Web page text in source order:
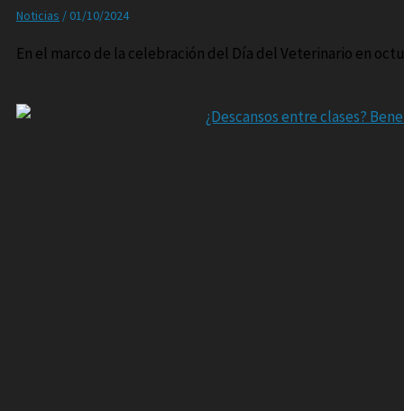
Noticias / 01/10/2024
En el marco de la celebración del Día del Veterinario en